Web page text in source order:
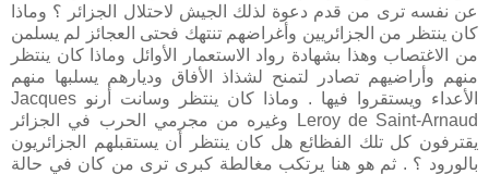
عن نفسه ترى من قدم دعوة لذلك الجيش لاحتلال الجزائر ؟ وماذا
كان ينتظر من الجزائريين وأغراضهم تنتهك فحتى العجائز لم يسلمن
من الاغتصاب وهذا بشهادة رواد الاستعمار الأوائل وماذا كان ينتظر
منهم وأراضيهم تصادر لتمنح لشذاذ الأفاق وديارهم يسلبها منهم
الأعداء ويستقروا فيها . وماذا كان ينتظر وسانت أرنو Jacques
Leroy de Saint-Arnaud وغيره من مجرمي الحرب في الجزائر
يقترفون كل تلك الفظائع هل كان ينتظر أن يستقبلهم الجزائريون
بالورود ؟ . ثم هو هنا يرتكب مغالطة كبرى ترى من كان في حالة